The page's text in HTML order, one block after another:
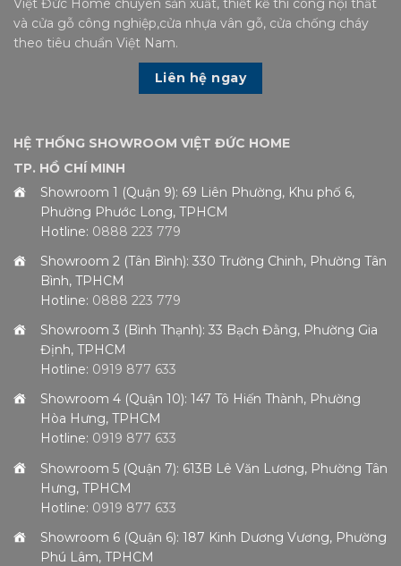
Việt Đức Home chuyên sản xuất, thiết kế thi công nội thất
và cửa gỗ công nghiệp,cửa nhựa vân gỗ, cửa chống cháy
theo tiêu chuẩn Việt Nam.
Liên hệ ngay
HỆ THỐNG SHOWROOM VIỆT ĐỨC HOME
TP. HỒ CHÍ MINH
Showroom 1 (Quận 9): 69 Liên Phường, Khu phố 6,
Phường Phước Long, TPHCM
Hotline: 0888 223 779
Showroom 2 (Tân Bình): 330 Trường Chinh, Phường Tân
Bình, TPHCM
Hotline: 0888 223 779
Showroom 3 (Bình Thạnh): 33 Bạch Đằng, Phường Gia
Định, TPHCM
Hotline: 0919 877 633
Showroom 4 (Quận 10): 147 Tô Hiến Thành, Phường
Hòa Hưng, TPHCM
Hotline: 0919 877 633
Showroom 5 (Quận 7): 613B Lê Văn Lương, Phường Tân
Hưng, TPHCM
Hotline: 0919 877 633
Showroom 6 (Quận 6): 187 Kinh Dương Vương, Phường
Phú Lâm, TPHCM